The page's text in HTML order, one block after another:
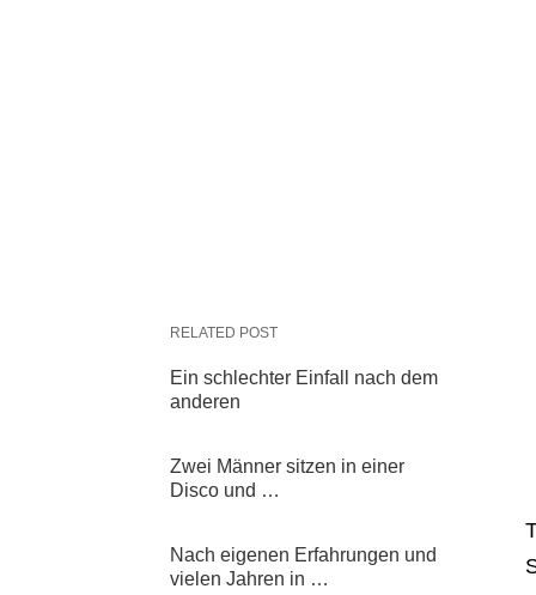
RELATED POST
Ein schlechter Einfall nach dem
anderen
Zwei Männer sitzen in einer
Disco und …
Nach eigenen Erfahrungen und
vielen Jahren in …